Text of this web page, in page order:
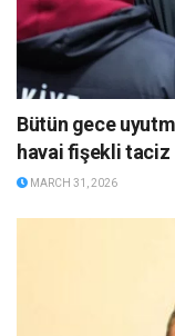
Bütün gece
havai fişekli taciz
MARCH 31, 2026